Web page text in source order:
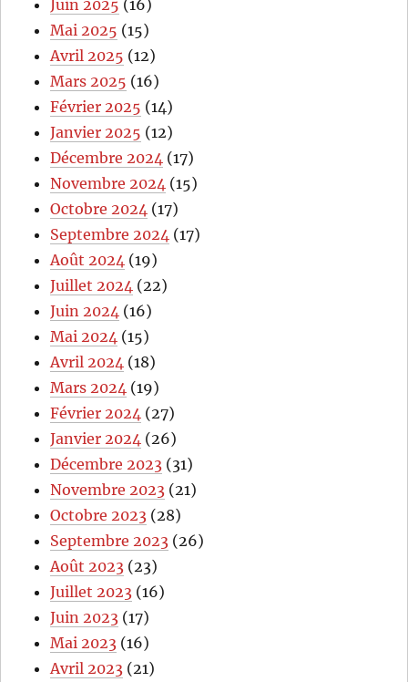
Juin 2025 (16)
Mai 2025 (15)
Avril 2025 (12)
Mars 2025 (16)
Février 2025 (14)
Janvier 2025 (12)
Décembre 2024 (17)
Novembre 2024 (15)
Octobre 2024 (17)
Septembre 2024 (17)
Août 2024 (19)
Juillet 2024 (22)
Juin 2024 (16)
Mai 2024 (15)
Avril 2024 (18)
Mars 2024 (19)
Février 2024 (27)
Janvier 2024 (26)
Décembre 2023 (31)
Novembre 2023 (21)
Octobre 2023 (28)
Septembre 2023 (26)
Août 2023 (23)
Juillet 2023 (16)
Juin 2023 (17)
Mai 2023 (16)
Avril 2023 (21)